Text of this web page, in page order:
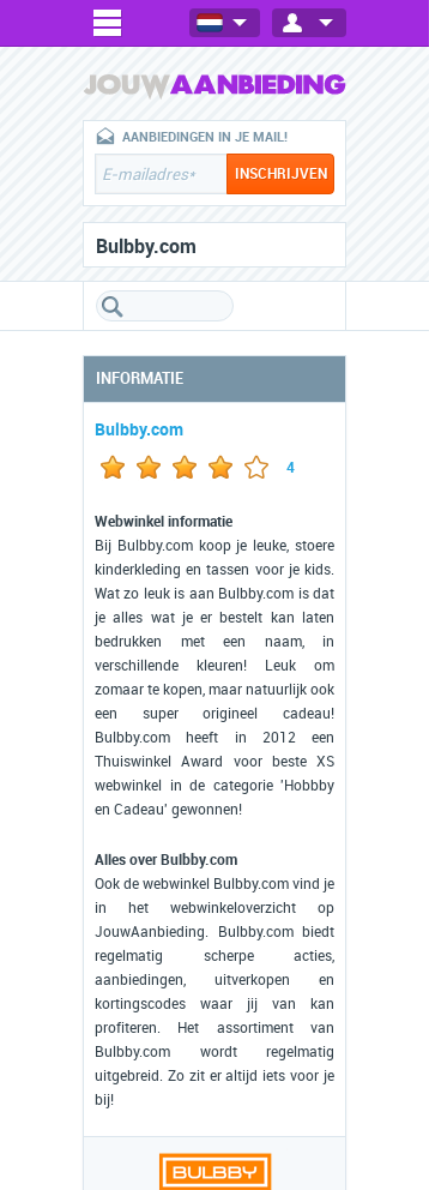
AANBIEDINGEN IN JE MAIL!
Bulbby.com
INFORMATIE
Bulbby.com
4
Webwinkel informatie
Bij Bulbby.com koop je leuke, stoere
kinderkleding en tassen voor je kids.
Wat zo leuk is aan Bulbby.com is dat
je alles wat je er bestelt kan laten
bedrukken met een naam, in
verschillende kleuren! Leuk om
zomaar te kopen, maar natuurlijk ook
een super origineel cadeau!
Bulbby.com heeft in 2012 een
Thuiswinkel Award voor beste XS
webwinkel in de categorie 'Hobbby
en Cadeau' gewonnen!
Alles over Bulbby.com
Ook de webwinkel Bulbby.com vind je
in het webwinkeloverzicht op
JouwAanbieding. Bulbby.com biedt
regelmatig scherpe acties,
aanbiedingen, uitverkopen en
kortingscodes waar jij van kan
profiteren. Het assortiment van
Bulbby.com wordt regelmatig
uitgebreid. Zo zit er altijd iets voor je
bij!